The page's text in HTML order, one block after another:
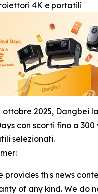
4K e portatili
ottobre 2025, Dangbei
con sconti fino a
selezionati.
provides this news
of any kind. We do